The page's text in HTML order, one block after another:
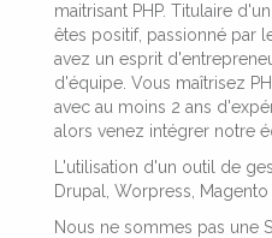
maitrisant PHP. Titulaire
êtes positif, passionné par
avez un esprit
d'équipe. Vous maîtrisez
avec au moins 2 ans
alors venez intégrer notre
L'utilisation d'un outil de
Drupal, Worpress, Magento
Nous ne sommes pas une